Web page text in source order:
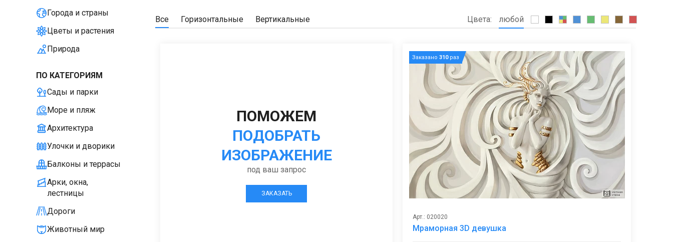
Города и страны
Цветы и растения
Природа
ПО КАТЕГОРИЯМ
Сады и парки
Море и пляж
Архитектура
Улочки и дворики
Балконы и террасы
Арки, окна,
лестницы
Дороги
Животный мир
Все Горизонтальные Вертикальные Цвета: любой
ПОМОЖЕМ
ПОДОБРАТЬ
ИЗОБРАЖЕНИЕ
под ваш запрос
ЗАКАЗАТЬ
Заказано 310раз
Арт.: 020020
Мраморная 3D девушка